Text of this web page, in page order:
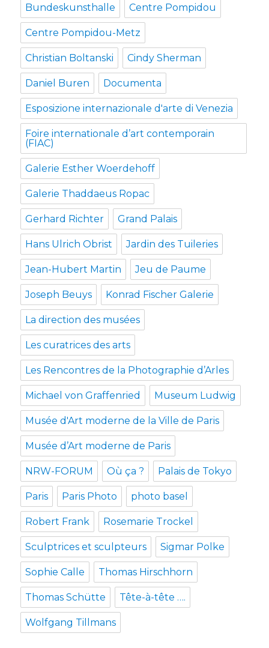
Bundeskunsthalle Centre Pompidou
Centre Pompidou-Metz
Christian Boltanski Cindy Sherman
Daniel Buren Documenta
Esposizione internazionale d'arte di Venezia
Foire internationale d’art contemporain
(FIAC)
Galerie Esther Woerdehoff
Galerie Thaddaeus Ropac
Gerhard Richter Grand Palais
Hans Ulrich Obrist Jardin des Tuileries
Jean-Hubert Martin Jeu de Paume
Joseph Beuys Konrad Fischer Galerie
La direction des musées
Les curatrices des arts
Les Rencontres de la Photographie d’Arles
Michael von Graffenried Museum Ludwig
Musée d'Art moderne de la Ville de Paris
Musée d’Art moderne de Paris
NRW-FORUM Où ça ? Palais de Tokyo
Paris Paris Photo photo basel
Robert Frank Rosemarie Trockel
Sculptrices et sculpteurs Sigmar Polke
Sophie Calle Thomas Hirschhorn
Thomas Schütte Tête-à-tête ….
Wolfgang Tillmans